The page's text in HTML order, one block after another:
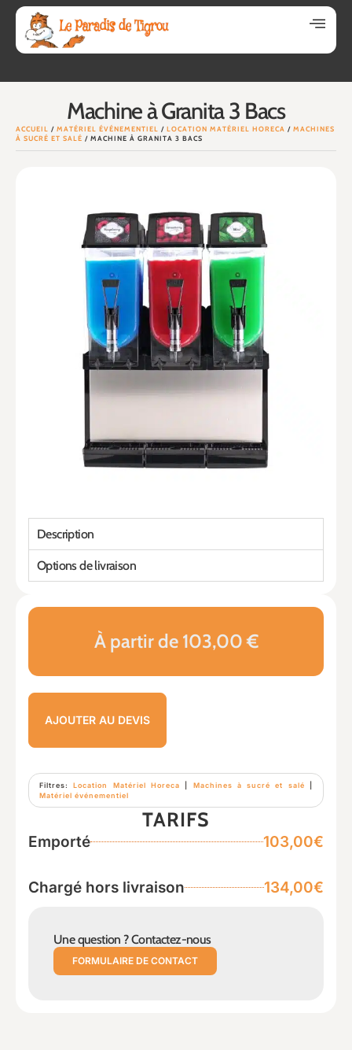
Machine à Granita 3 Bacs
ACCUEIL / MATÉRIEL ÉVÉNEMENTIEL / LOCATION MATÉRIEL HORECA / MACHINES
À SUCRÉ ET SALÉ / MACHINE À GRANITA 3 BACS
À partir de 103,00 €
AJOUTER AU DEVIS
Filtres:Location Matériel Horeca Machines à sucré et salé
Matériel événementiel
TARIFS
Emporté 103,00€
Chargé hors livraison 134,00€
Une question ? Contactez-nous
FORMULAIRE DE CONTACT
Description
Options de livraison